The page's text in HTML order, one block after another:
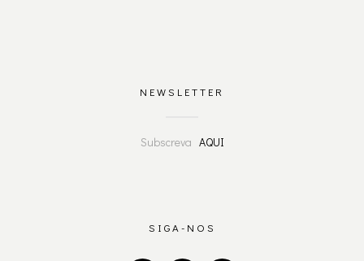
NEWSLETTER
Subscreva AQUI
SIGA-NOS